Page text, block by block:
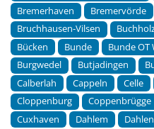
Bremerhaven
Bremervörde
Bruchhausen-Vilsen
Bücken
Bunde Bunde OT
Burgwedel
Butjadingen
Calberlah
Cappeln Celle
Cloppenburg
Coppenbrügge
Cuxhaven
Dahlem